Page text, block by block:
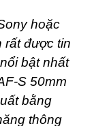
hoặc
rất được tin
bật nhất
S 50mm
bằng
thông